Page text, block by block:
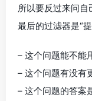
所以要反过来问自
最后的过滤器是“
– 这个问题能不能
– 这个问题有没有
– 这个问题的答案